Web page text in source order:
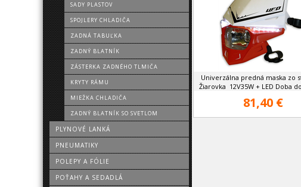
SADY PLASTOV
SPOJLERY CHLADIČA
ZADNÁ TABUĽKA
ZADNÝ BLATNÍK
ZÁSTERKA ZADNÉHO TLMIČA
KRYTY RÁMU
MIEŽKA CHLADIČA
ZADNÝ BLATNÍK SO SVETLOM
PLYNOVÉ LANKÁ
PNEUMATIKY
POLEPY A FÓLIE
POŤAHY A SEDADLÁ
Univerzálna predná maska zo
Žiarovka 12V35W + LED Doba
81,40 €